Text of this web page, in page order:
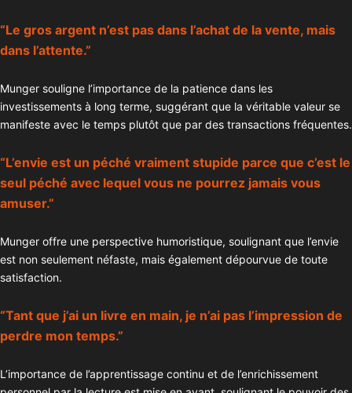
“Le gros argent n’est pas dans l’achat de la vente, mais
dans l’attente.”
Munger souligne l’importance de la patience dans les
investissements à long terme, suggérant que la véritable valeur se
manifeste avec le temps plutôt que par des transactions fréquentes.
“L’envie est un péché vraiment stupide parce que c’est le
seul péché avec lequel vous ne pourrez jamais vous
amuser.”
Munger offre une perspective humoristique, soulignant que l’envie
est non seulement néfaste, mais également dépourvue de toute
satisfaction.
“Tant que j’ai un livre en main, je n’ai pas l’impression de
perdre mon temps.”
L’importance de l’apprentissage continu et de l’enrichissement